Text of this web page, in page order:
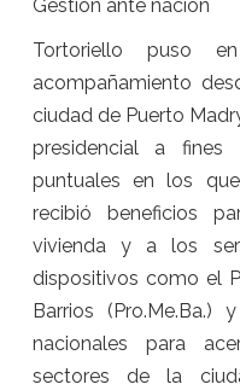
Gestión ante nación
Tortoriello puso
acompañamiento
ciudad de Puerto
presidencial a fines
puntuales en los
recibió beneficios
vivienda y a los
dispositivos como el
Barrios (Pro.Me.Ba.)
nacionales para
sectores de la